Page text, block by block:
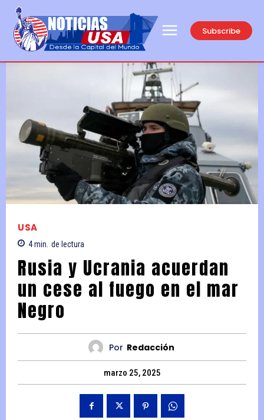
Subscribe
USA
4min. de lectura
Rusia y Ucrania acuerdan
un cese al fuego en el mar
Negro
Por Redacción
marzo 25, 2025